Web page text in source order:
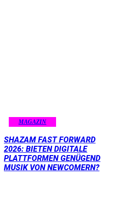
MAGAZIN
SHAZAM FAST FORWARD
2026: BIETEN DIGITALE
PLATTFORMEN GENÜGEND
MUSIK VON NEWCOMERN?